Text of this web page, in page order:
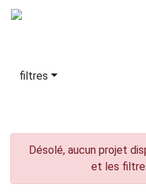
filtres
Désolé, aucun projet
et les